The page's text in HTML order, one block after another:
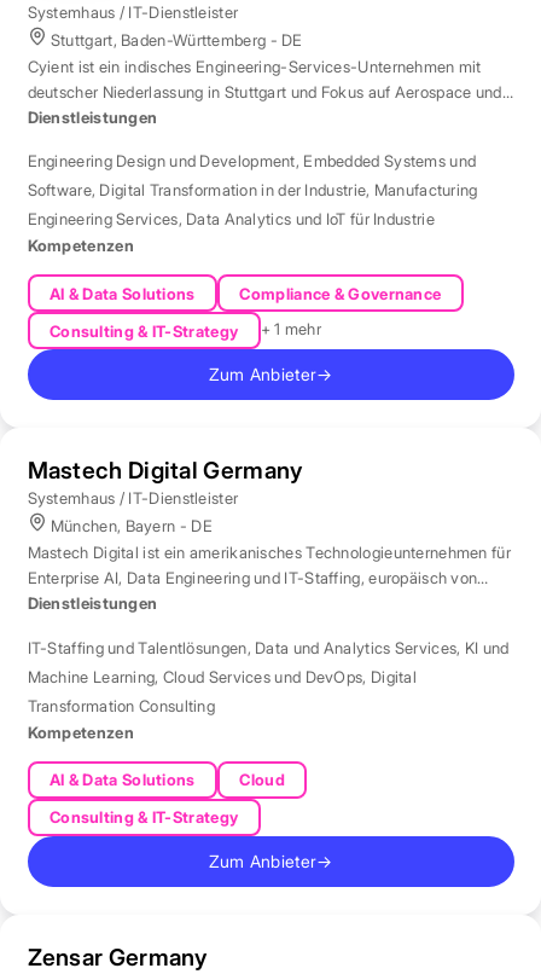
Systemhaus / IT-Dienstleister
Stuttgart, Baden-Württemberg - DE
Cyient ist ein indisches Engineering-Services-Unternehmen mit
deutscher Niederlassung in Stuttgart und Fokus auf Aerospace und
Automotive.
Dienstleistungen
Engineering Design und Development, Embedded Systems und
Software, Digital Transformation in der Industrie, Manufacturing
Engineering Services, Data Analytics und IoT für Industrie
Kompetenzen
AI & Data Solutions
Compliance & Governance
Consulting & IT-Strategy
+ 1 mehr
Zum Anbieter→
Mastech Digital Germany
Systemhaus / IT-Dienstleister
München, Bayern - DE
Mastech Digital ist ein amerikanisches Technologieunternehmen für
Enterprise AI, Data Engineering und IT-Staffing, europäisch von
London aus betreut.
Dienstleistungen
IT-Staffing und Talentlösungen, Data und Analytics Services, KI und
Machine Learning, Cloud Services und DevOps, Digital
Transformation Consulting
Kompetenzen
AI & Data Solutions
Cloud
Consulting & IT-Strategy
Zum Anbieter→
Zensar Germany